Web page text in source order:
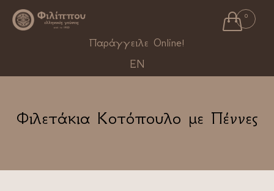
 0
Παράγγειλε Online!
EN
Φιλετάκια Κοτόπουλο με Πέννες